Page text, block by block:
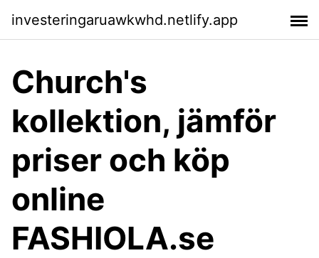
investeringaruawkwhd.netlify.app
Church's
kollektion, jämför
priser och köp
online
FASHIOLA.se